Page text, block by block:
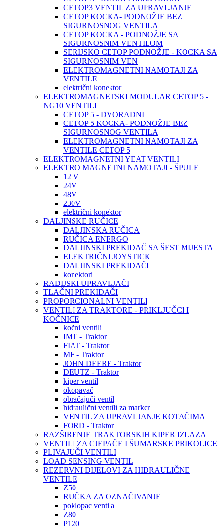
CETOP3 VENTIL ZA UPRAVLJANJE
CETOP KOCKA- PODNOŽJE BEZ
SIGURNOSNOG VENTILA
CETOP KOCKA - PODNOŽJE SA
SIGURNOSNIM VENTILOM
SERIJSKO CETOP PODNOŽJE - KOCKA SA
SIGURNOSNIM VEN
ELEKTROMAGNETNI NAMOTAJI ZA
VENTILE
električni konektor
ELEKTROMAGNETSKI MODULAR CETOP 5 -
NG10 VENTILI
CETOP 5 - DVORADNI
CETOP 5 KOCKA- PODNOŽJE BEZ
SIGURNOSNOG VENTILA
ELEKTROMAGNETNI NAMOTAJI ZA
VENTILE CETOP 5
ELEKTROMAGNETNI YEAT VENTILI
ELEKTRO MAGNETNI NAMOTAJI - ŠPULE
12 V
24V
48V
230V
električni konektor
DALJINSKE RUČICE
DALJINSKA RUČICA
RUČICA ENERGO
DALJINSKI PREKIDAČ SA ŠEST MIJESTA
ELEKTRIČNI JOYSTICK
DALJINSKI PREKIDAČI
konektori
RADIJSKI UPRAVLJAČI
TLAČNI PREKIDAČI
PROPORCIONALNI VENTILI
VENTILI ZA TRAKTORE - PRIKLJUČCI I
KOČNICE
kočni ventili
IMT - Traktor
FIAT - Traktor
MF - Traktor
JOHN DEERE - Traktor
DEUTZ - Traktor
kiper ventil
okopavač
obračajuči ventil
hidraulični ventili za marker
VENTIL ZA UPRAVLJANJE KOTAČIMA
FORD - Traktor
RAZŠIRENJE TRAKTORSKIH KIPER IZLAZA
VENTILI ZA CJEPAČE I ŠUMARSKE PRIKOLICE
PLIVAJUČI VENTILI
LOAD SENSING VENTIL
REZERVNI DIJELOVI ZA HIDRAULIČNE
VENTILE
Z50
RUČKA ZA OZNAČIVANJE
poklopac ventila
Z80
P120